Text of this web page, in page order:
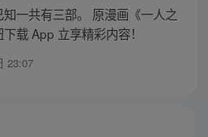
一共有三部。 原漫画《一人之
载 App 立享精彩内容！
23:07